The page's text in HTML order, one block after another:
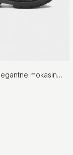
Ženske elegantne mokasine sa dodatkom